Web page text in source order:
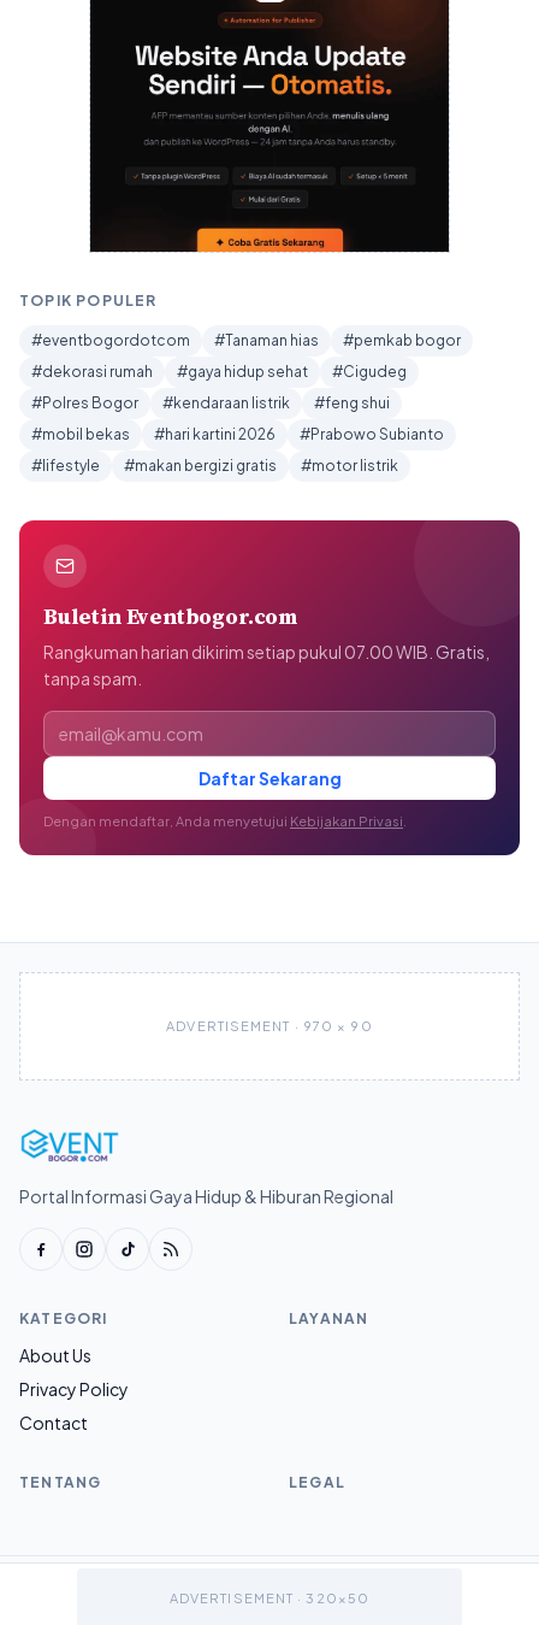
TOPIK POPULER
#eventbogordotcom #Tanaman hias
#pemkab bogor
#dekorasi rumah
#gaya hidup sehat
#Cigudeg
#Polres Bogor
#kendaraan listrik
#feng shui
#mobil bekas
#hari kartini 2026
#Prabowo Subianto
#lifestyle
#makan bergizi gratis #motor listrik
Buletin Eventbogor.com
Rangkuman harian dikirim setiap pukul 07.00 WIB. Gratis,
tanpa spam.
Alamat email
Daftar Sekarang
Dengan mendaftar, Anda menyetujui Kebijakan Privasi
ADVERTISEMENT · 970 × 90
Portal Informasi Gaya Hidup & Hiburan Regional
KATEGORI
About Us
Privacy Policy
Contact
LAYANAN
TENTANG LEGAL
v1.0.0 Sitemap Ke atas
ADVERTISEMENT · 320×50